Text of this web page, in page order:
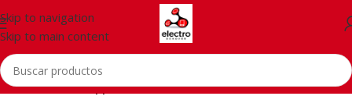
Skip to navigation
Skip to main content
Inicio/Telefonía/Apple iPhone